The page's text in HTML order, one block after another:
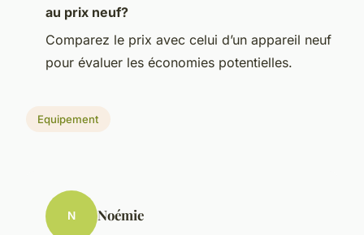
au prix neuf?
Comparez le prix avec celui d’un appareil neuf
pour évaluer les économies potentielles.
Equipement
N Noémie